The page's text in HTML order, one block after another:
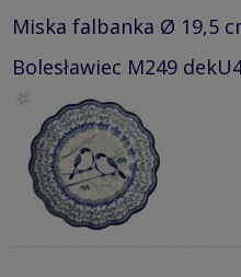
Miska falbanka Ø 19,5
Bolesławiec M249